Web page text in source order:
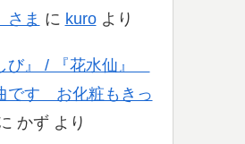
さま に kuroより
び』 / 『花水仙』
です お化粧もきっ
かずより